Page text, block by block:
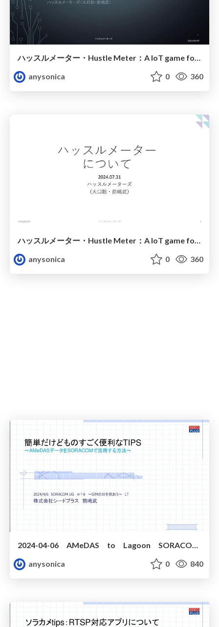
ハッスルメーター・Hustle Meter：A IoT game for very hot Japanese summer
anysonica
0 360
anysonica
0 360
2024-04-06 AMeDAS to Lagoon SORACOM UG 2024-04-06
anysonica
0 840